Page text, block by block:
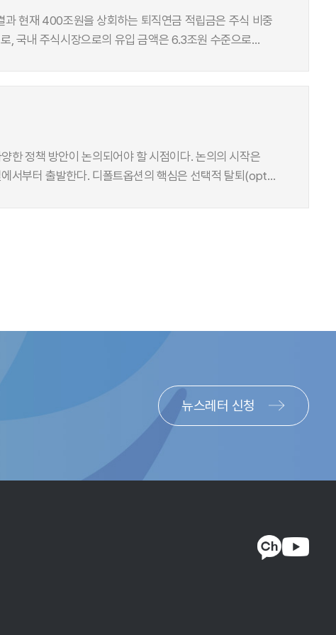
현재 400조원을 상회하는 퇴직연금 적립금은 주식 비중
, 국내 주식시장으로의 유입 금액은 6.3조원 수준으로
라, 기금 감소기의 급격한 자산매각으로 인한 국내
해 줄 수 있을 것으로 기대되나 이에 대한 정량적인 분석은
지속된다면 국내 주식시장에 유입된 퇴직연금 규모는
자포트폴리오를 구축하게 된다면 국내 주식시장에서
한 정책 방안이 논의되어야 할 시점이다. 논의의 시작은
서부터 출발한다. 디폴트옵션의 핵심은 선택적 탈퇴(opt
으며, 위험의 확대에 따라 기대수익률뿐만 아니라
요구수익률을 기준으로 상품을 선택하는 전략이 유효할 수
일부 비효율성이 지적된다. TDF의 조합으로 제시되는
구축을 위하여 BF 또는 TRF와 같이 특정 위험량을 목표로
뉴스레터 신청